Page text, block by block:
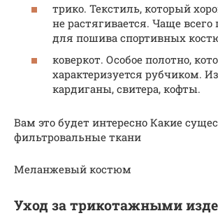
трико. Текстиль, который
не растягивается. Чаще
для пошива спортивных
коверкот. Особое полотно,
характеризуется рубчиком.
кардиганы, свитера, кофты.
Вам это будет интересно Какие
фильтровальные ткани
Меланжевый костюм
Уход за трикотажными